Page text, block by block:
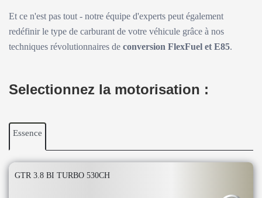
Et ce n'est pas tout - notre équipe d'experts peut également
redéfinir le type de carburant de votre véhicule grâce à nos
techniques révolutionnaires de conversion FlexFuel et E85.
Selectionnez la motorisation :
Essence
GTR 3.8 BI TURBO 530CH